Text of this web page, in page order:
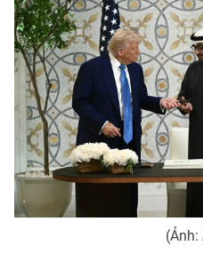
Hậu trường
Nhân vật
Khán giả
Giải sao mai
Điện ảnh
Âm nhạc
Sao
Đời sống
Du lịch
Làm đẹp
Chất lượng cuộc sống
Giáo dục
Tuyển sinh
Học trực tuyến
Công nghệ
Hitech Công nghệ tương lai
Sản phẩm
Giao lưu trực tuyến
(Ảnh: